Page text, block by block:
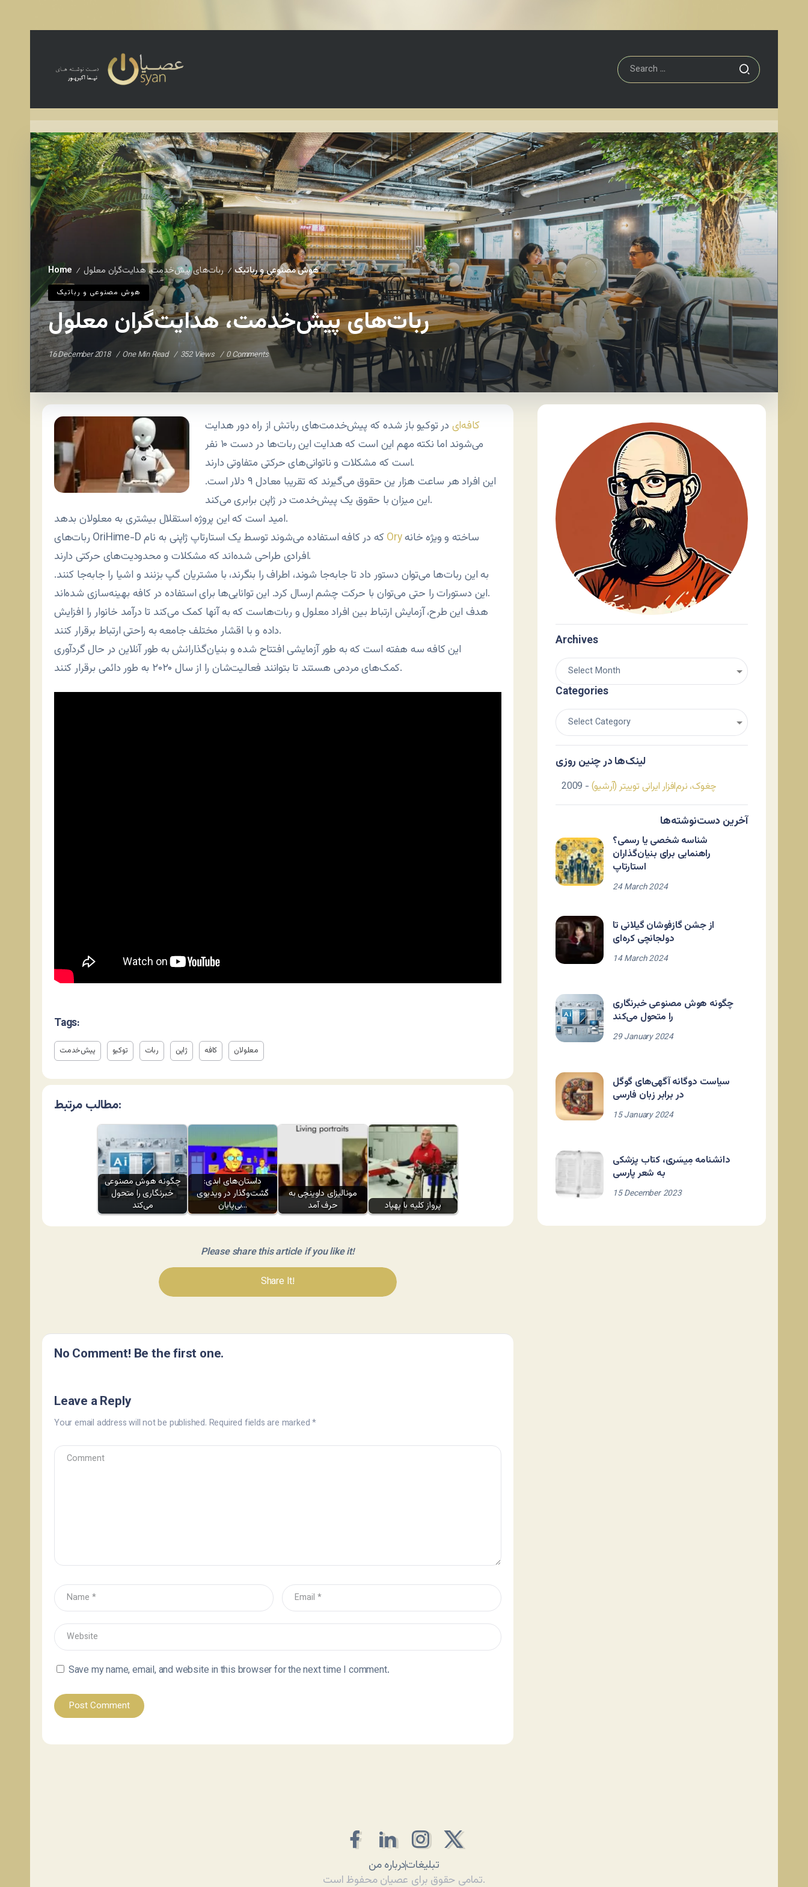
Home / هوش مصنوعی و رباتیک / ربات‌های پیش‌خدمت، هدایت‌گران معلول
هوش مصنوعی و رباتیک
ربات‌های پیش‌خدمت، هدایت‌گران معلول
16 December 2018 One Min Read 352 Views 0 Comments
کافه‌ای در توکیو باز شده که پیش‌خدمت‌های رباتش از راه دور هدایت
می‌شوند اما نکته مهم این است که هدایت این ربات‌ها در دست ۱۰ نفر
است که مشکلات و ناتوانی‌های حرکتی متفاوتی دارند.
این افراد هر ساعت هزار ین حقوق می‌گیرند که تقریبا معادل ۹ دلار است.
این میزان با حقوق یک پیش‌خدمت در ژاپن برابری می‌کند.
امید است که این پروژه استقلال بیشتری به معلولان بدهد.
ربات‌های OriHime-D که در کافه استفاده می‌شوند توسط یک استارتاپ ژاپنی به نامOryساخته و ویژه خانه
افرادی طراحی شده‌اند که مشکلات و محدودیت‌های حرکتی دارند.
به این ربات‌ها می‌توان دستور داد تا جابه‌جا شوند، اطراف را بنگرند، با مشتریان گپ بزنند و اشیا را جابه‌جا کنند.
این دستورات را حتی می‌توان با حرکت چشم ارسال کرد. این توانایی‌ها برای استفاده در کافه بهینه‌سازی شده‌اند.
هدف این طرح، آزمایش ارتباط بین افراد معلول و ربات‌هاست که به آنها کمک می‌کند تا درآمد خانوار را افزایش
داده و با اقشار مختلف جامعه به راحتی ارتباط برقرار کنند.
این کافه سه هفته است که به طور آزمایشی افتتاح شده و بنیان‌گذارانش به طور آنلاین در حال گردآوری
کمک‌های مردمی هستند تا بتوانند فعالیت‌شان را از سال ۲۰۲۰ به طور دائمی برقرار کنند.
Tags:
پیش‌خدمت توکیو ربات ژاپن کافه معلولان
مطالب مرتبط:
چگونه هوش مصنوعی
خبرنگاری را متحول
می‌کند
داستان‌های ابدی:
گشت‌وگذار در ویدیوی
بی‌پایان…
مونالیزای داوینچی به
حرف آمد
پرواز کلیه با پهپاد
Please share this article if you like it!
Share It!
No Comment! Be the first one.
Leave a Reply
Your email address will not be published. Required fields are marked*
Save my name, email, and website in this browser for the next time I comment.
Archives
Categories
لینک‌ها در چنین روزی
چغوک، نرم‌افزار ایرانی توییتر (آرشیو) - 2009
آخرین دست‌نوشته‌ها
شناسه شخصی یا رسمی؟
راهنمایی برای بنیان‌گذاران
استارتاپ
24 March 2024
از جشن گازفوشان گیلانی تا
دولجانچی کره‌ای
14 March 2024
چگونه هوش مصنوعی خبرنگاری
را متحول می‌کند
29 January 2024
سیاست دوگانه آگهی‌های گوگل
در برابر زبان فارسی
15 January 2024
دانشنامه مِیسَری، کتاب پزشکی
به شعر پارسی
15 December 2023
درباره منتبلیغات
تمامی حقوق برای عصیان محفوظ است.